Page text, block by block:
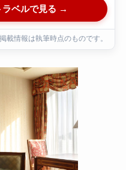
ラベルで見る →
載情報は執筆時点のものです。